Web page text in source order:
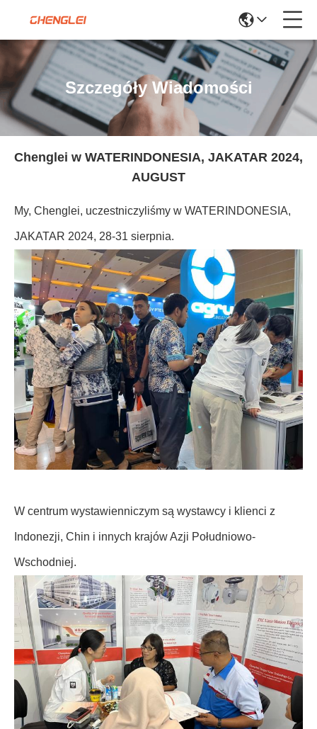
Szczegóły Wiadomości
Chenglei w WATERINDONESIA, JAKATAR 2024,
AUGUST
My, Chenglei, uczestniczyliśmy w WATERINDONESIA,
JAKATAR 2024, 28-31 sierpnia.
W centrum wystawienniczym są wystawcy i klienci z
Indonezji, Chin i innych krajów Azji Południowo-
Wschodniej.